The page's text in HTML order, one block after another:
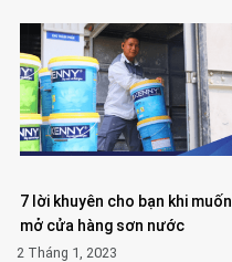
7 lời khuyên cho bạn khi muốn
mở cửa hàng sơn nước
2 Tháng 1, 2023